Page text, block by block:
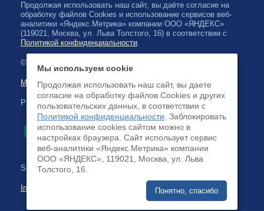
Продолжая использовать наш сайт, вы даёте согласие на
обработку файлов Cookies и использование сервисов веб-
аналитики «Яндекс.Метрика» компании ООО «ЯНДЕКС»
(119021, Москва, ул. Льва Толстого, 16) в соответствии с
Политикой конфиденциальности.
© 2026, Karelian State Philharmonic
Map of site
Payment by credit cards available
Site development:
Internet business systems
Мы используем cookie
Продолжая использовать наш сайт, вы даете
согласие на обработку файлов Cookies и других
пользовательских данных, в соответствии с
Политикой конфиденциальности . Заблокировать
использование cookies сайтом можно в
настройках браузера. Cайт использует сервис
веб-аналитики «Яндекс.Метрика» компании
ООО «ЯНДЕКС», 119021, Москва, ул. Льва
Толстого, 16.
Понятно, спасибо